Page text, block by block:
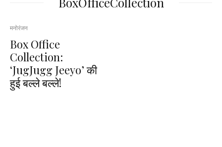
मनोरंजन
Box Office
Collection:
‘JugJugg Jeeyo’ की
हुई बल्ले बल्ले!